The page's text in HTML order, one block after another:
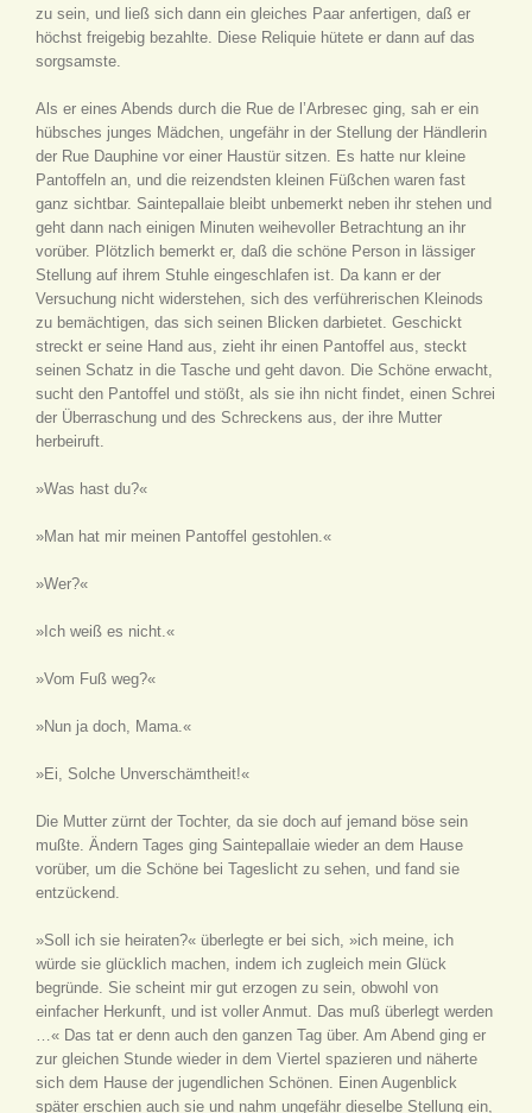
zu sein, und ließ sich dann ein gleiches Paar anfertigen, daß er
höchst freigebig bezahlte. Diese Reliquie hütete er dann auf das
sorgsamste.
Als er eines Abends durch die Rue de l’Arbresec ging, sah er ein
hübsches junges Mädchen, ungefähr in der Stellung der Händlerin
der Rue Dauphine vor einer Haustür sitzen. Es hatte nur kleine
Pantoffeln an, und die reizendsten kleinen Füßchen waren fast
ganz sichtbar. Saintepallaie bleibt unbemerkt neben ihr stehen und
geht dann nach einigen Minuten weihevoller Betrachtung an ihr
vorüber. Plötzlich bemerkt er, daß die schöne Person in lässiger
Stellung auf ihrem Stuhle eingeschlafen ist. Da kann er der
Versuchung nicht widerstehen, sich des verführerischen Kleinods
zu bemächtigen, das sich seinen Blicken darbietet. Geschickt
streckt er seine Hand aus, zieht ihr einen Pantoffel aus, steckt
seinen Schatz in die Tasche und geht davon. Die Schöne erwacht,
sucht den Pantoffel und stößt, als sie ihn nicht findet, einen Schrei
der Überraschung und des Schreckens aus, der ihre Mutter
herbeiruft.
»Was hast du?«
»Man hat mir meinen Pantoffel gestohlen.«
»Wer?«
»Ich weiß es nicht.«
»Vom Fuß weg?«
»Nun ja doch, Mama.«
»Ei, Solche Unverschämtheit!«
Die Mutter zürnt der Tochter, da sie doch auf jemand böse sein
mußte. Ändern Tages ging Saintepallaie wieder an dem Hause
vorüber, um die Schöne bei Tageslicht zu sehen, und fand sie
entzückend.
»Soll ich sie heiraten?« überlegte er bei sich, »ich meine, ich
würde sie glücklich machen, indem ich zugleich mein Glück
begründe. Sie scheint mir gut erzogen zu sein, obwohl von
einfacher Herkunft, und ist voller Anmut. Das muß überlegt werden
…« Das tat er denn auch den ganzen Tag über. Am Abend ging er
zur gleichen Stunde wieder in dem Viertel spazieren und näherte
sich dem Hause der jugendlichen Schönen. Einen Augenblick
später erschien auch sie und nahm ungefähr dieselbe Stellung ein,